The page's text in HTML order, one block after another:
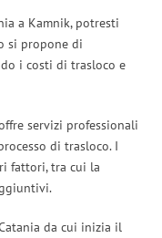
a Kamnik, potresti
si propone di
i costi di trasloco e
offre servizi professionali
di trasloco. I
fattori, tra cui la
da cui inizia il